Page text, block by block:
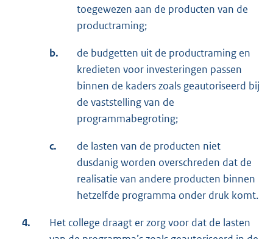
toegewezen aan de producten van de
productraming;
b.
de budgetten uit de productraming en
kredieten voor investeringen passen
binnen de kaders zoals geautoriseerd bij
de vaststelling van de
programmabegroting;
c.
de lasten van de producten niet
dusdanig worden overschreden dat de
realisatie van andere producten binnen
hetzelfde programma onder druk komt.
4.
Het college draagt er zorg voor dat de lasten